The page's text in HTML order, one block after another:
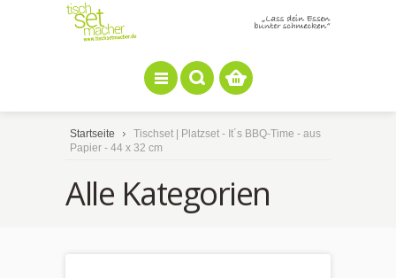
Startseite
Tischset | Platzset - It´s BBQ-Time - aus
Papier - 44 x 32 cm
Alle Kategorien